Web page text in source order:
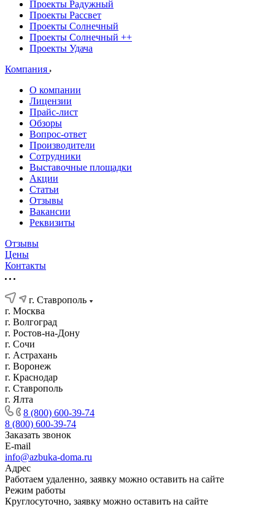
Проекты Радужный
Проекты Рассвет
Проекты Солнечный
Проекты Солнечный ++
Проекты Удача
Компания
О компании
Лицензии
Прайс-лист
Обзоры
Вопрос-ответ
Производители
Сотрудники
Выставочные площадки
Акции
Статьи
Отзывы
Вакансии
Реквизиты
Отзывы
Цены
Контакты
г. Ставрополь
г. Москва
г. Волгоград
г. Ростов-на-Дону
г. Сочи
г. Астрахань
г. Воронеж
г. Краснодар
г. Ставрополь
г. Ялта
8 (800) 600-39-74
8 (800) 600-39-74
Заказать звонок
E-mail
info@azbuka-doma.ru
Адрес
Работаем удаленно, заявку можно оставить на сайте
Режим работы
Круглосуточно, заявку можно оставить на сайте